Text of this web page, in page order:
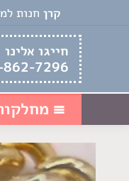
קרן חנות
חייגו אלינו
7296